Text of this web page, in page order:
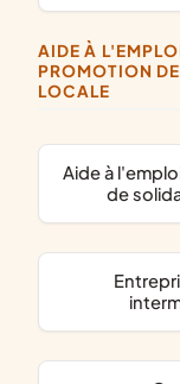
AIDE À L'EMPLOI, DÉVELOPPEMENT LOCAL,
PROMOTION
LOCALE
aide à l'emploi, développement local, promotion
de
entreprises d'insertion, associations